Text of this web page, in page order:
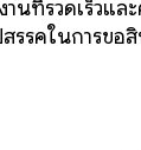
นที่รวดเร็วแล
รรคในการขอ